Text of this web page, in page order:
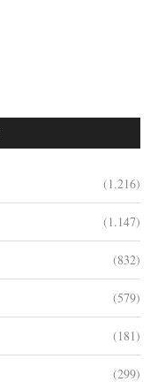
(1.216)
(1.147)
(832)
(579)
(181)
(299)